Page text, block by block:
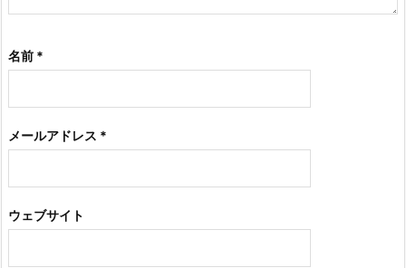
名前 *
メールアドレス *
ウェブサイト